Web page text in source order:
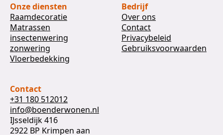
Onze diensten
Raamdecoratie
Matrassen
insectenwering
zonwering
Vloerbedekking
Bedrijf
Over ons
Contact
Privacybeleid
Gebruiksvoorwaarden
Contact
+31 180 512012
info@boenderwonen.nl
IJsseldijk 416
2922 BP Krimpen aan